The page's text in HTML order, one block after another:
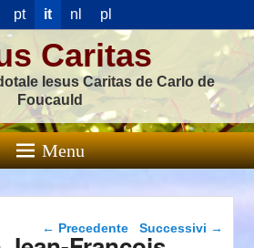
pt it nl pl
Caritas
Iesus Caritas de Carlo de
Foucauld
Menu
Navigazione articolo
← Precedente Successivi →